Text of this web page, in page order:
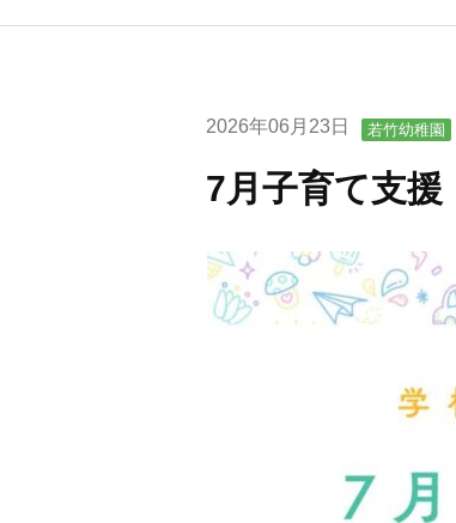
2026年06月23日 若竹幼稚園
7月子育て支